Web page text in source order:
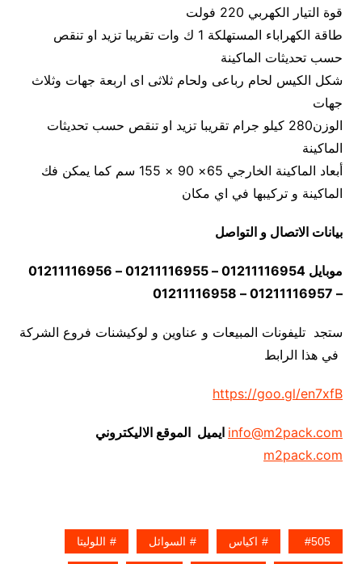
قوة التيار الكهربي 220 فولت
طاقة الكهراباء المستهلكة 1 ك وات تقريبا تزيد او تنقص
حسب تحديثات الماكينة
شكل الكيس لحام رباعى ولحام ثلاثى اى اربعة جهات وثلاث
جهات
الوزن280 كيلو جرام تقريبا تزيد او تنقص حسب تحديثات
الماكينة
أبعاد الماكينة الخارجي 65× 90 × 155 سم كما يمكن فك
الماكينة و تركيبها في اي مكان
بيانات الاتصال و التواصل
موبايل 01211116954 – 01211116955 – 01211116956
– 01211116957 – 01211116958
ستجد تليفونات المبيعات و عناوين و لوكيشنات فروع الشركة
في هذا الرابط
https://goo.gl/en7xfB
info@m2pack.com ايميل الموقع الاليكتروني
m2pack.com
505 اكياس السوائل اللوليتا